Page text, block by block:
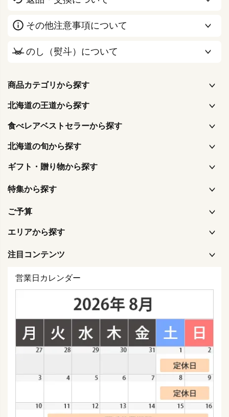
その他注意事項について
のし（熨斗）について
商品カテゴリから探す
北海道の王道から探す
食べレアベストセラーから探す
北海道の旬から探す
ギフト・贈り物から探す
特集から探す
ご予算
エリアから探す
注目コンテンツ
営業日カレンダー